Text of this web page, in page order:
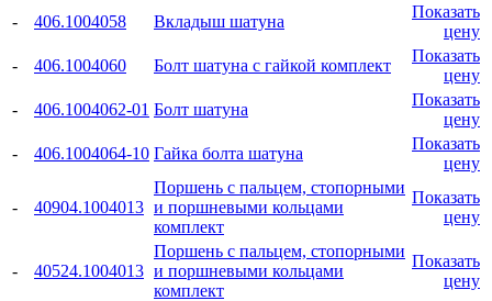
-
406.1004058 Вкладыш шатуна
Показать
цену
-
406.1004060 Болт шатуна с гайкой комплект
Показать
цену
-
406.1004062-01 Болт шатуна
Показать
цену
-
406.1004064-10 Гайка болта шатуна
Показать
цену
- 40904.1004013
Поршень с пальцем, стопорными
и поршневыми кольцами
комплект
Показать
цену
- 40524.1004013
Поршень с пальцем, стопорными
и поршневыми кольцами
комплект
Показать
цену